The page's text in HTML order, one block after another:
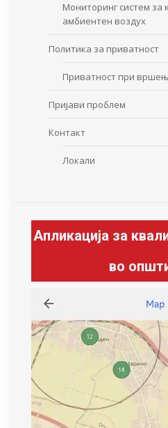
Мониторинг систем за
амбиентен воздух
Политика за приватност
Приватност при
Пријави проблем
Контакт
Локали
Апликација за
во